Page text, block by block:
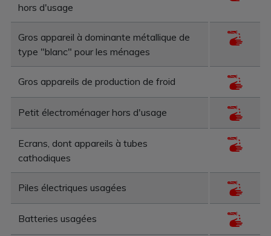
hors d'usage
Gros appareil à dominante métallique de
type "blanc" pour les ménages
Gros appareils de production de froid
Petit électroménager hors d'usage
Ecrans, dont appareils à tubes
cathodiques
Piles électriques usagées
Batteries usagées